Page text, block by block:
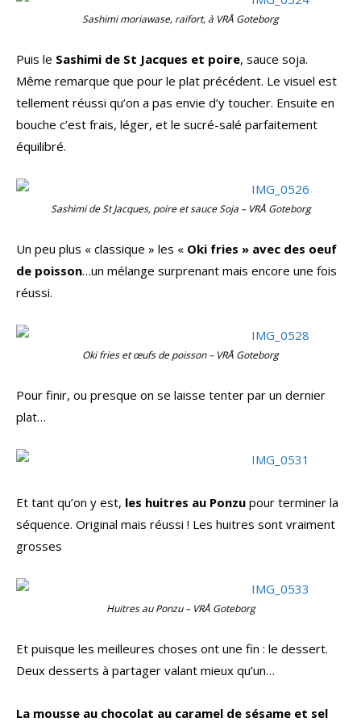
Sashimi moriawase, raifort, à VRÅ Goteborg
Puis le Sashimi de St Jacques et poire, sauce soja.
Même remarque que pour le plat précédent. Le visuel est
tellement réussi qu’on a pas envie d’y toucher. Ensuite en
bouche c’est frais, léger, et le sucré-salé parfaitement
équilibré.
Sashimi de St Jacques, poire et sauce Soja – VRÅ Goteborg
Un peu plus « classique » les « Oki fries » avec des oeuf
de poisson…un mélange surprenant mais encore une fois
réussi.
Oki fries et œufs de poisson – VRÅ Goteborg
Pour finir, ou presque on se laisse tenter par un dernier
plat…
Et tant qu’on y est, les huitres au Ponzu pour terminer la
séquence. Original mais réussi ! Les huitres sont vraiment
grosses
Huitres au Ponzu – VRÅ Goteborg
Et puisque les meilleures choses ont une fin : le dessert.
Deux desserts à partager valant mieux qu’un…
La mousse au chocolat au caramel de sésame et sel